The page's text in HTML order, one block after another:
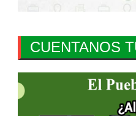
CUENTANOS